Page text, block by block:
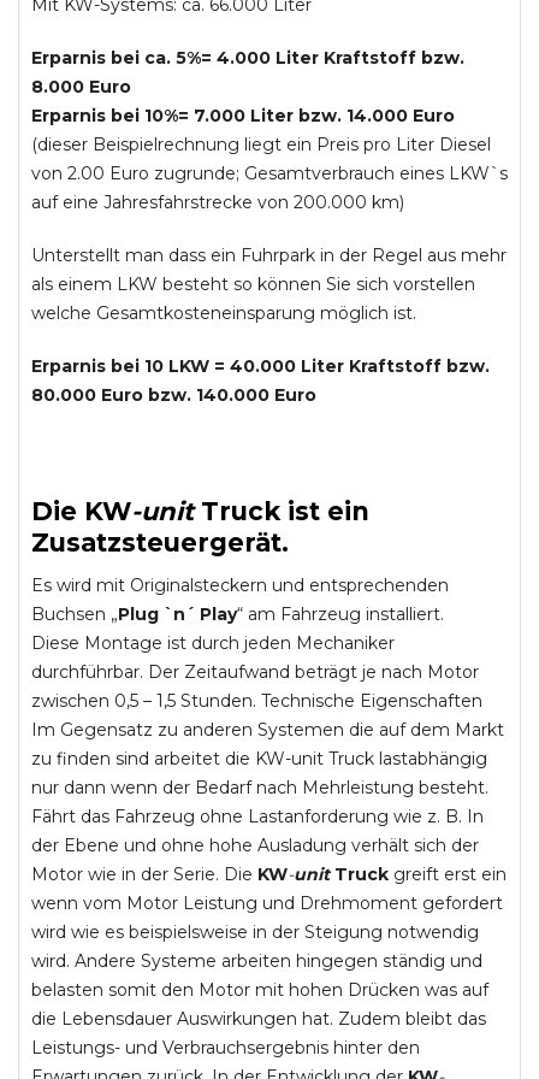
Mit KW-Systems: ca. 66.000 Liter
Erparnis bei ca. 5%= 4.000 Liter Kraftstoff bzw.
8.000 Euro
Erparnis bei 10%= 7.000 Liter bzw. 14.000 Euro
(dieser Beispielrechnung liegt ein Preis pro Liter Diesel
von 2.00 Euro zugrunde; Gesamtverbrauch eines LKW`s
auf eine Jahresfahrstrecke von 200.000 km)
Unterstellt man dass ein Fuhrpark in der Regel aus mehr
als einem LKW besteht so können Sie sich vorstellen
welche Gesamtkosteneinsparung möglich ist.
Erparnis bei 10 LKW = 40.000 Liter Kraftstoff bzw.
80.000 Euro bzw. 140.000 Euro
Die KW-unit Truckist ein
Zusatzsteuergerät.
Es wird mit Originalsteckern und entsprechenden
Buchsen „Plug `n´ Play“ am Fahrzeug installiert.
Diese Montage ist durch jeden Mechaniker
durchführbar. Der Zeitaufwand beträgt je nach Motor
zwischen 0,5 – 1,5 Stunden. Technische Eigenschaften
Im Gegensatz zu anderen Systemen die auf dem Markt
zu finden sind arbeitet die KW-unit Truck lastabhängig
nur dann wenn der Bedarf nach Mehrleistung besteht.
Fährt das Fahrzeug ohne Lastanforderung wie z. B. In
der Ebene und ohne hohe Ausladung verhält sich der
Motor wie in der Serie. Die KW-unit Truck greift erst ein
wenn vom Motor Leistung und Drehmoment gefordert
wird wie es beispielsweise in der Steigung notwendig
wird. Andere Systeme arbeiten hingegen ständig und
belasten somit den Motor mit hohen Drücken was auf
die Lebensdauer Auswirkungen hat. Zudem bleibt das
Leistungs- und Verbrauchsergebnis hinter den